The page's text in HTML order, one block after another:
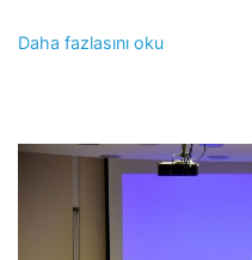
Daha fazlasını oku